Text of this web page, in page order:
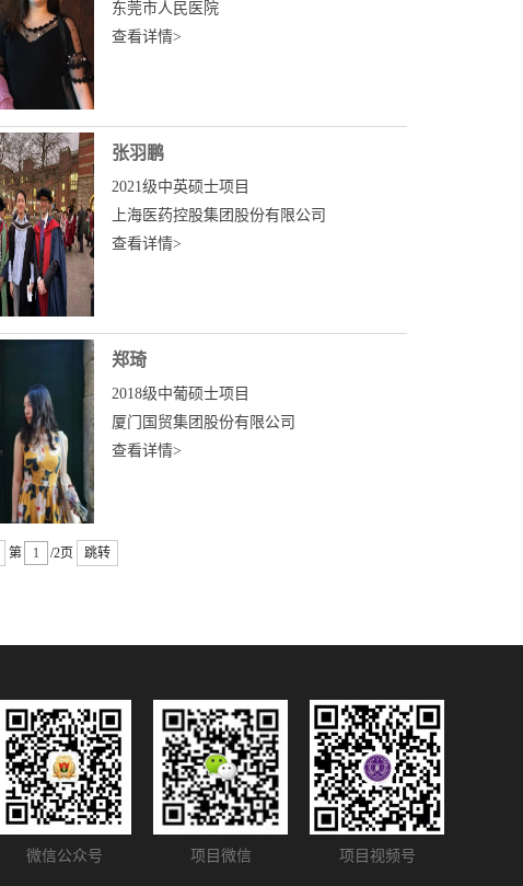
东莞市人民医院
查看详情>
张羽鹏
2021级中英硕士项目
上海医药控股集团股份有限公司
查看详情>
郑琦
2018级中葡硕士项目
厦门国贸集团股份有限公司
查看详情>
第 /2页 跳转
微信公众号 项目微信 项目视频号